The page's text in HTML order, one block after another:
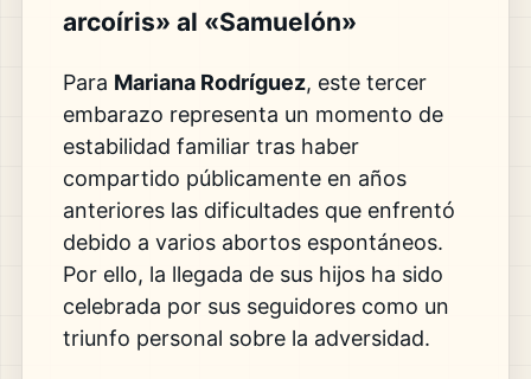
arcoíris» al «Samuelón»
Para Mariana Rodríguez, este tercer
embarazo representa un momento de
estabilidad familiar tras haber
compartido públicamente en años
anteriores las dificultades que enfrentó
debido a varios abortos espontáneos.
Por ello, la llegada de sus hijos ha sido
celebrada por sus seguidores como un
triunfo personal sobre la adversidad.